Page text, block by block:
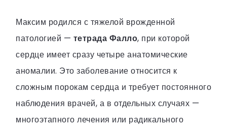
Максим родился с тяжелой врожденной
патологией — тетрада Фалло, при которой
сердце имеет сразу четыре анатомические
аномалии. Это заболевание относится к
сложным порокам сердца и требует постоянного
наблюдения врачей, а в отдельных случаях —
многоэтапного лечения или радикального